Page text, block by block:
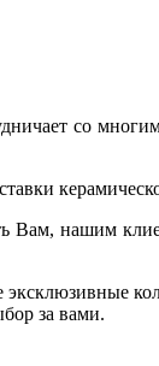
со
Вам, нашим
за вами.